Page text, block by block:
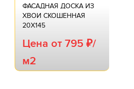
ФАСАДНАЯ ДОСКА ИЗ
ХВОИ СКОШЕННАЯ
20Х145
Цена от 795 ₽/
м2